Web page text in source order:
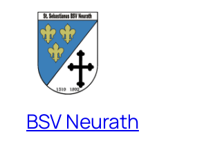
BSV Neurath